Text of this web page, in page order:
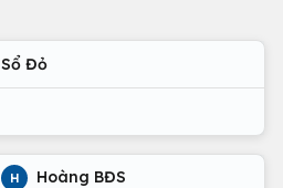
Sổ Đỏ
H Hoàng BĐS